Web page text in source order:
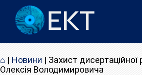
⌂ | Новини | Захист
Олексія Володимировича